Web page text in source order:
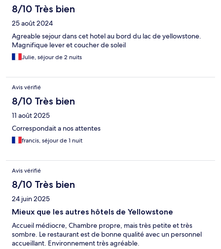
8/10 Très bien
25 août 2024
Agreable sejour dans cet hotel au bord du lac de yellowstone.
Magnifique lever et coucher de soleil
Julie, séjour de 2 nuits
Avis vérifié
8/10 Très bien
11 août 2025
Correspondait a nos attentes
francis, séjour de 1 nuit
Avis vérifié
8/10 Très bien
24 juin 2025
Mieux que les autres hôtels de Yellowstone
Accueil médiocre, Chambre propre, mais très petite et très
sombre. Le restaurant est de bonne qualité avec un personnel
accueillant. Environnement très agréable.